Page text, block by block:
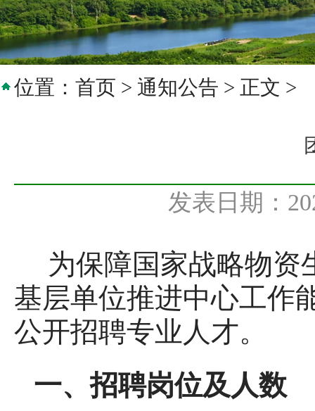
位置： 首页 > 通知公告 > 正文 >
发表日期：
为保障国家战略物资
基层单位推进中心工作
公开招聘专业人才。
一、招聘岗位及人数